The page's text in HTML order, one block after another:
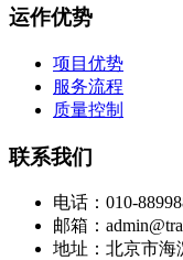
运作优势
项目优势
服务流程
质量控制
联系我们
电话：010-
邮箱：
地址：北京市海